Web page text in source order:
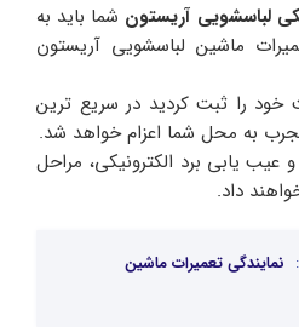
لباسشویی آریستون شما باید به
ماشین لباسشویی آریستون
خود را ثبت کردید در سریع ترین
به محل شما اعزام خواهد شد.
عیب یابی برد الکترونیکی، مراحل
داد.
نمایندگی تعمیرات ماشین